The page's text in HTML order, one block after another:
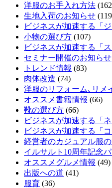
洋服のお手入れ方法
生地入荷のお知らせ
ビジネスが加速する「ジ
小物の選び方 (107)
ビジネスが加速する「ス
セミナー開催のお知らせ
トレンド情報 (83)
肉体改造 (74)
洋服のリフォーム､リメ
オススメ書籍情報 (66)
靴の選び方 (66)
ビジネスが加速する「ネ
ビジネスが加速する「コ
経営者のカジュアル服
イルサルト10周年記念
オススメグルメ情報 (49)
出版への道 (41)
服育 (36)